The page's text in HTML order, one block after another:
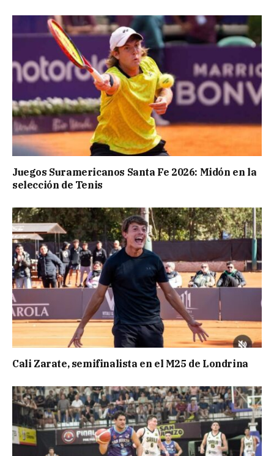
Juegos Suramericanos Santa Fe 2026: Midón en la
selección de Tenis
Cali Zarate, semifinalista en el M25 de Londrina